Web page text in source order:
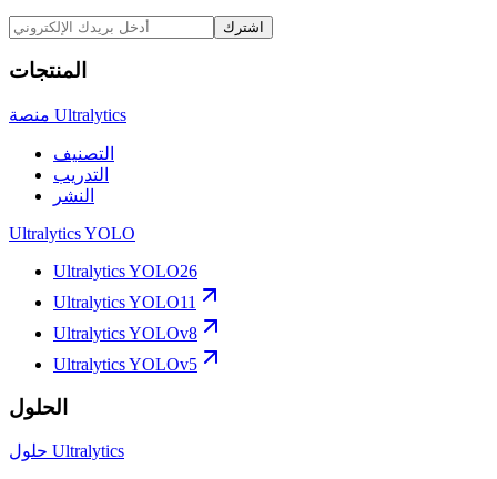
اشترك
المنتجات
منصة Ultralytics
التصنيف
التدريب
النشر
Ultralytics YOLO
Ultralytics YOLO26
Ultralytics YOLO11
Ultralytics YOLOv8
Ultralytics YOLOv5
الحلول
حلول Ultralytics